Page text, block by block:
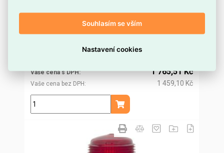
Kód dodavatele
SIR-79783
ELOSOS1771510
8010152797835
Vaše cena s DPH
Vaše cena bez DPH
1 765,51 Kč
1 459,10 Kč
ks
Přidat do košíku
Souhlasím se vším
Nastavení cookies